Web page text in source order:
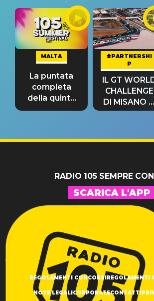
MALTA
La puntata
completa
della quinta
tappa
#PARTNERSHI
P
IL GT
CHALLENGE
DI MISANO si
riconferma
RADIO 105 SEMPRE
SCARICA L'APP
REGOLAMENTI CONCORSI REGOLAMENTI
NOTE LEGALI CORPORATECONTATTI